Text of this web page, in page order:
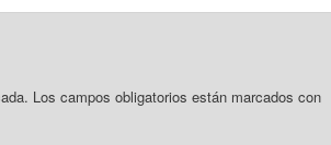
Los campos obligatorios están marcados con